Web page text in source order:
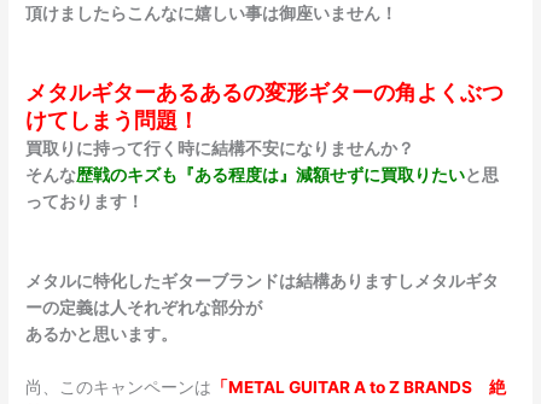
頂けましたらこんなに嬉しい事は御座いません！
メタルギターあるあるの変形ギターの角よくぶつ
けてしまう問題！
買取りに持って行く時に結構不安になりませんか？
そんな歴戦のキズも『ある程度は』減額せずに買取りたいと思
っております！
メタルに特化したギターブランドは結構ありますしメタルギタ
ーの定義は人それぞれな部分が
あるかと思います。
尚、このキャンペーンは 「METAL GUITAR A to Z BRANDS 絶